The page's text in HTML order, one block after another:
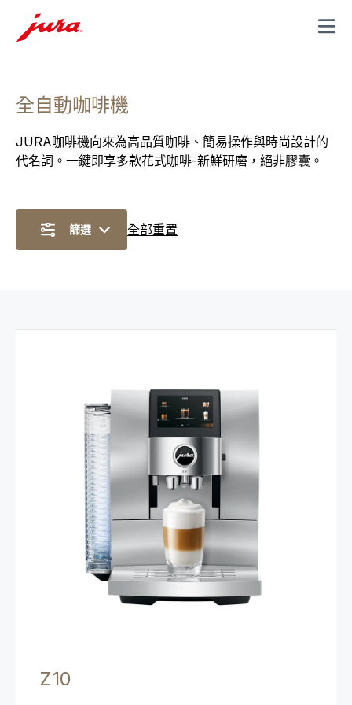
MENU
全自動咖啡機
JURA咖啡機向來為高品質咖啡、簡易操作與時尚設計的
代名詞。一鍵即享多款花式咖啡-新鮮研磨，絕非膠囊。
篩選 全部重置
顯示比較
Z10